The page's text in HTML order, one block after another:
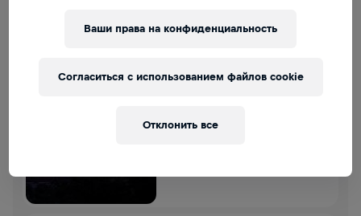
FUKUOKA
Ваши права на конфиденциальность
Отклонить все
Согласиться с использованием файлов cookie